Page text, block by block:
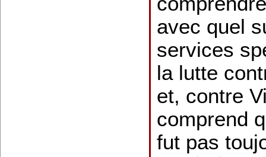
avec quel
services
la lutte
et, contre
comprend
fut pas